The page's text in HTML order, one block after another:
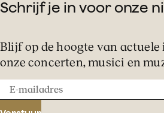
Schrijf je in voor onze
Blijf op de hoogte van
onze concerten, musici en
E-
mailadres